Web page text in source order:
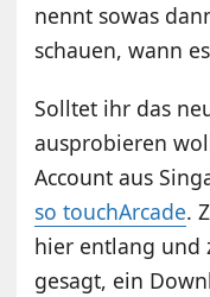
nennt sowas
schauen, wann
Solltet ihr das
ausprobieren
Account aus
so touchArcade.
hier entlang und
gesagt, ein